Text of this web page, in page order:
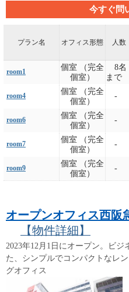
今すぐ問
プラン名 オフィス形態 人数
room1
個室 （完全
個室）
8名
まで
room4
個室 （完全
個室）
-
room6
個室 （完全
個室）
-
room7
個室 （完全
個室）
-
room9
個室 （完全
個室）
-
オープンオフィス西阪
【物件詳細】
2023年12月1日にオープン。ビジ
た、シンプルでコンパクトなレ
グオフィス